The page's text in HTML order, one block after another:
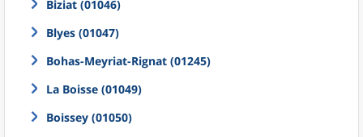
Biziat (01046)
Blyes (01047)
Bohas-Meyriat-Rignat (01245)
La Boisse (01049)
Boissey (01050)